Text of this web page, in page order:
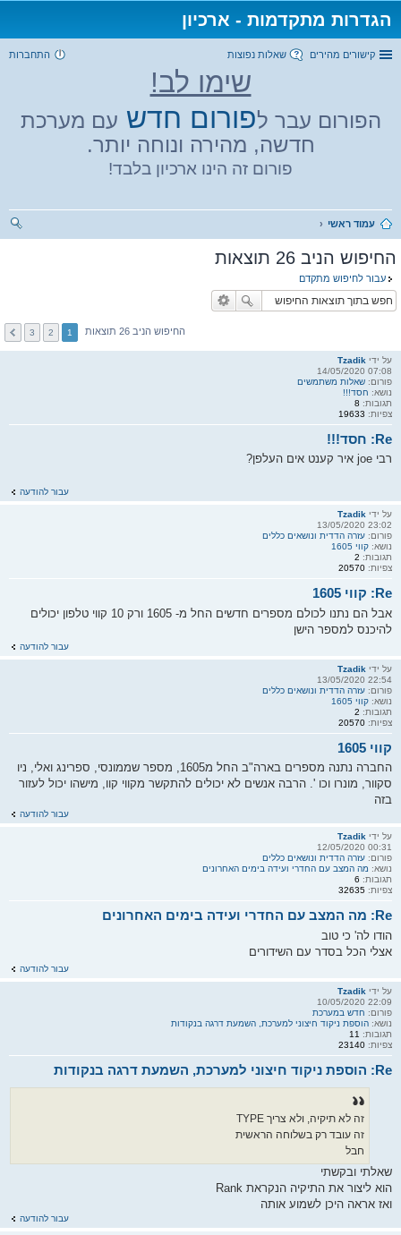
הגדרות מתקדמות - ארכיון
קישורים מהירים שאלות נפוצות התחברות
שימו לב!
הפורום עבר לפורום חדש עם מערכת
חדשה, מהירה ונוחה יותר.
פורום זה הינו ארכיון בלבד!
עמוד ראשי
החיפוש הניב 26 תוצאות
עבור לחיפוש מתקדם
החיפוש הניב 26 תוצאות 1
2
3
על ידי Tzadik
07:08 14/05/2020
פורום: שאלות משתמשים
נושא: חסד!!!
תגובות: 8
צפיות: 19633
Re: חסד!!!
רבי joe איר קענט אים העלפן?
עבור להודעה
על ידי Tzadik
23:02 13/05/2020
פורום: עזרה הדדית ונושאים כללים
נושא: קווי 1605
תגובות: 2
צפיות: 20570
Re: קווי 1605
אבל הם נתנו לכולם מספרים חדשים החל מ- 1605 ורק 10 קווי טלפון יכולים
להיכנס למספר הישן
עבור להודעה
על ידי Tzadik
22:54 13/05/2020
פורום: עזרה הדדית ונושאים כללים
נושא: קווי 1605
תגובות: 2
צפיות: 20570
קווי 1605
החברה נתנה מספרים בארה"ב החל מ1605, מספר שממונסי, ספרינג ואלי, ניו
סקוור, מונרו וכו '. הרבה אנשים לא יכולים להתקשר מקווי קוו, מישהו יכול לעזור
בזה
עבור להודעה
על ידי Tzadik
00:31 12/05/2020
פורום: עזרה הדדית ונושאים כללים
נושא: מה המצב עם החדרי ועידה בימים האחרונים
תגובות: 6
צפיות: 32635
Re: מה המצב עם החדרי ועידה בימים האחרונים
הודו לה' כי טוב
אצלי הכל בסדר עם השידורים
עבור להודעה
על ידי Tzadik
22:09 10/05/2020
פורום: חדש במערכת
נושא: הוספת ניקוד חיצוני למערכת, השמעת דרגה בנקודות
תגובות: 11
צפיות: 23140
Re: הוספת ניקוד חיצוני למערכת, השמעת דרגה בנקודות
זה לא תיקיה, ולא צריך TYPE
זה עובד רק בשלוחה הראשית
חבל
שאלתי ובקשתי
הוא ליצור את התיקיה הנקראת Rank
ואז אראה היכן לשמוע אותה
עבור להודעה